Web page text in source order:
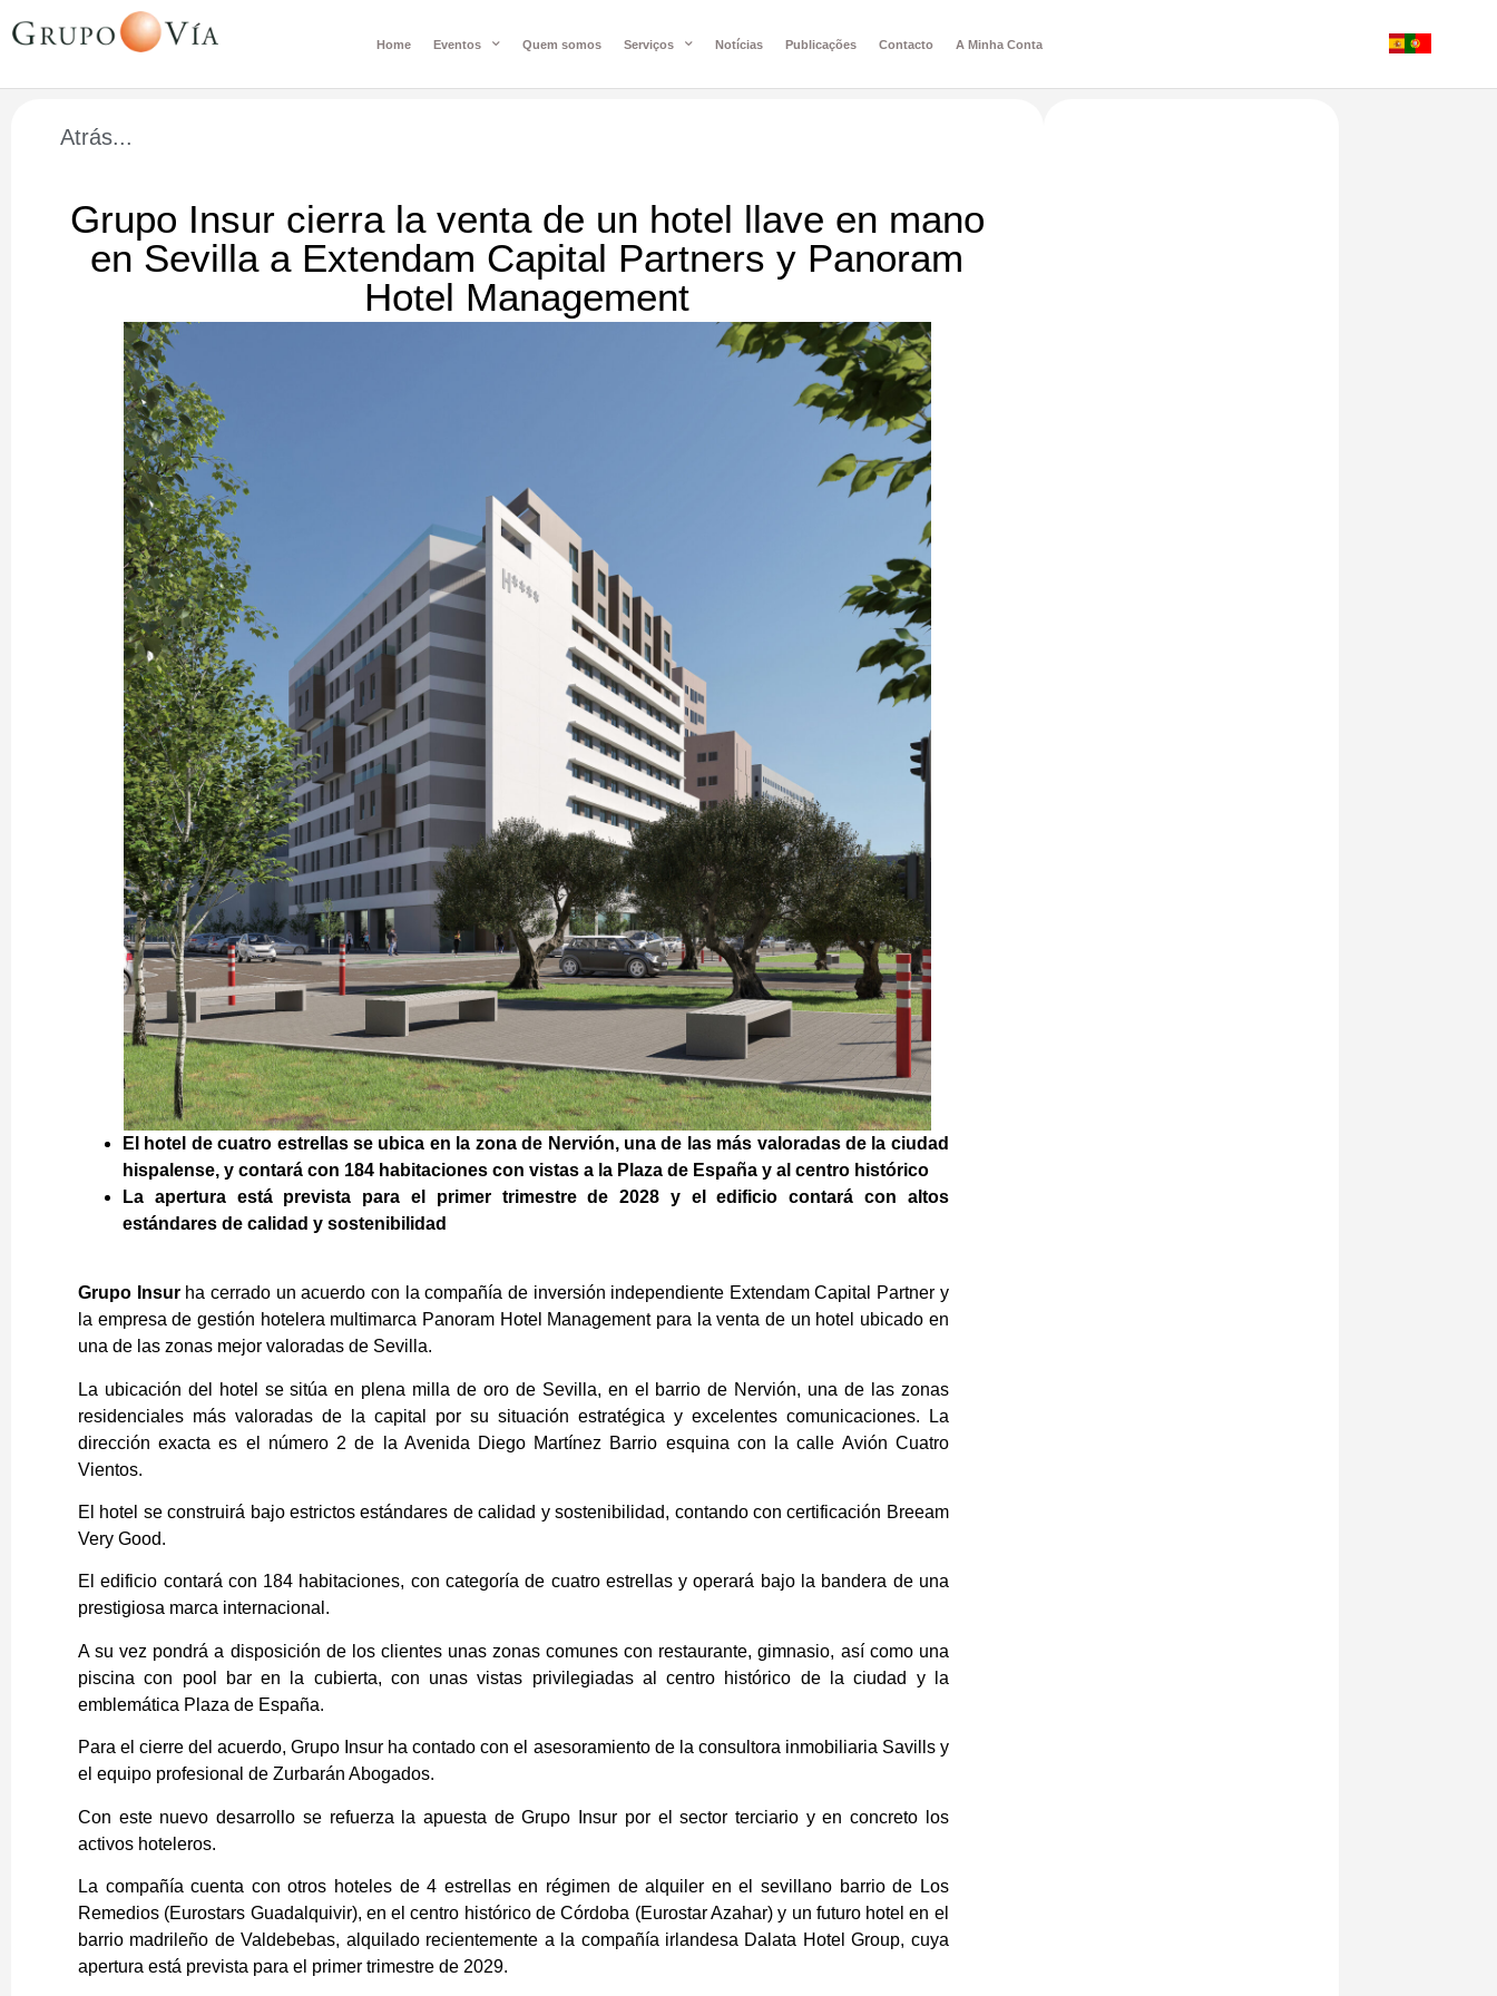
Home Eventos Quem somos Serviços Notícias Publicações Contacto A Minha Conta
Atrás...
Grupo Insur cierra la venta de un hotel llave en mano
en Sevilla a Extendam Capital Partners y Panoram
Hotel Management
El hotel de cuatro estrellas se ubica en la zona de Nervión, una de las más valoradas de la ciudad
hispalense, y contará con 184 habitaciones con vistas a la Plaza de España y al centro histórico
La apertura está prevista para el primer trimestre de 2028 y el edificio contará con altos
estándares de calidad y sostenibilidad
Grupo Insurha cerrado un acuerdo con la compañía de inversión independiente Extendam Capital Partner y
la empresa de gestión hotelera multimarca Panoram Hotel Management para la venta de un hotel ubicado en
una de las zonas mejor valoradas de Sevilla.
La ubicación del hotel se sitúa en plena milla de oro de Sevilla, en el barrio de Nervión, una de las zonas
residenciales más valoradas de la capital por su situación estratégica y excelentes comunicaciones. La
dirección exacta es el número 2 de la Avenida Diego Martínez Barrio esquina con la calle Avión Cuatro
Vientos.
El hotel se construirá bajo estrictos estándares de calidad y sostenibilidad, contando con certificación Breeam
Very Good.
El edificio contará con 184 habitaciones, con categoría de cuatro estrellas y operará bajo la bandera de una
prestigiosa marca internacional.
A su vez pondrá a disposición de los clientes unas zonas comunes con restaurante, gimnasio, así como una
piscina con pool bar en la cubierta, con unas vistas privilegiadas al centro histórico de la ciudad y la
emblemática Plaza de España.
Para el cierre del acuerdo, Grupo Insur ha contado con el asesoramiento de la consultora inmobiliaria Savills y
el equipo profesional de Zurbarán Abogados.
Con este nuevo desarrollo se refuerza la apuesta de Grupo Insur por el sector terciario y en concreto los
activos hoteleros.
La compañía cuenta con otros hoteles de 4 estrellas en régimen de alquiler en el sevillano barrio de Los
Remedios (Eurostars Guadalquivir), en el centro histórico de Córdoba (Eurostar Azahar) y un futuro hotel en el
barrio madrileño de Valdebebas, alquilado recientemente a la compañía irlandesa Dalata Hotel Group, cuya
apertura está prevista para el primer trimestre de 2029.